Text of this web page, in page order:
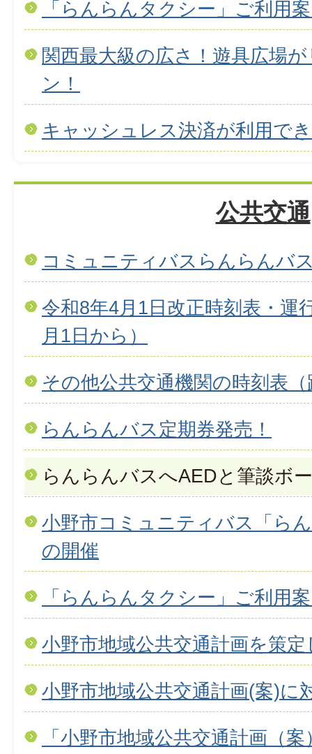
「らんらんタクシー」ご利用
関西最大級の広さ！遊具広場
ン！
キャッシュレス決済が利用で
公共交通
コミュニティバスらんらんバ
令和8年4月1日改正時刻表・運
月1日から）
その他公共交通機関の時刻表
らんらんバス定期券発売！
らんらんバスへAEDと筆談ボ
小野市コミュニティバス「ら
の開催
「らんらんタクシー」ご利用
小野市地域公共交通計画を策
小野市地域公共交通計画(案)に
「小野市地域公共交通計画（